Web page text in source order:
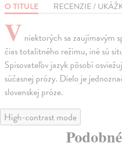
O TITULE RECENZIE /
V niektorých sa zaujímavým
čias totalitného režimu, iné sú
Spisovateľov jazyk pôsobí
súčasnej prózy. Dielo je
slovenskej próze.
High-contrast mode